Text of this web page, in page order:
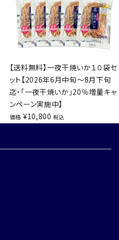
【送料無料】一夜干焼いか１０袋セ
ット【2026年6月中旬～8月下旬
迄・「一夜干焼いか」20％増量キャ
ンペーン実施中】
価格 ¥10,800 税込